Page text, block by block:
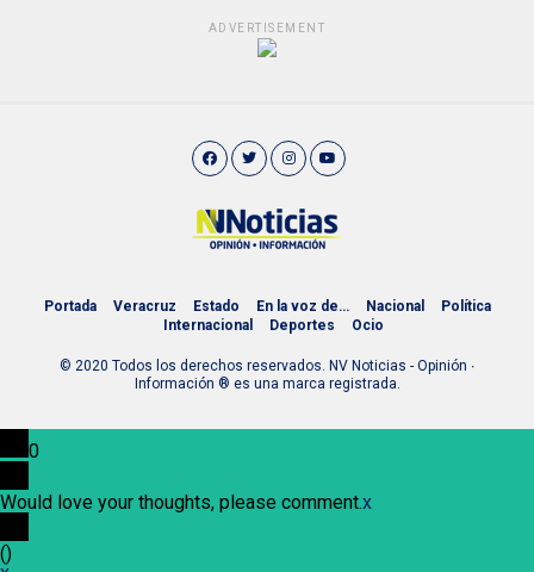
ADVERTISEMENT
Portada Veracruz Estado En la voz de… Nacional
Política
Internacional
Deportes Ocio
© 2020 Todos los derechos reservados. NV Noticias - Opinión ∙
Información ® es una marca registrada.
0
Would love your thoughts, please comment.x
()